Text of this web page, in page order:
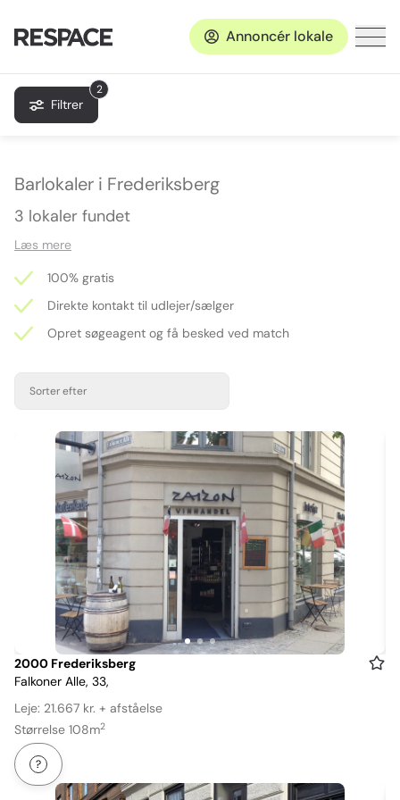
Annoncér lokale
2
Filtrer
Barlokaler i Frederiksberg
3 lokaler fundet
Læs mere
100% gratis
Direkte kontakt til udlejer/sælger
Opret søgeagent og få besked ved match
Sorter efter
Item
1
of
3
2000 Frederiksberg
Falkoner Alle, 33,
Leje: 21.667 kr. + afståelse
Størrelse 108m2